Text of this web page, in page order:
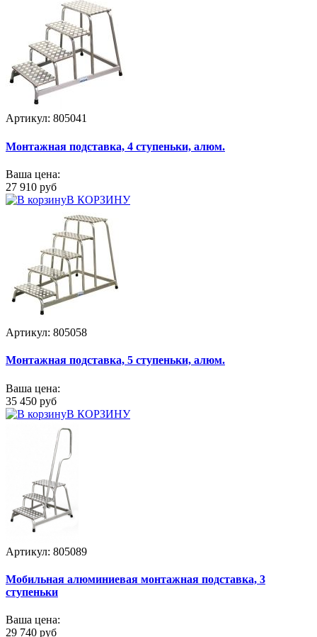
Артикул: 805041
Монтажная подставка, 4 ступеньки, алюм.
Ваша цена:
27 910 руб
В КОРЗИНУ
Артикул: 805058
Монтажная подставка, 5 ступеньки, алюм.
Ваша цена:
35 450 руб
В КОРЗИНУ
Артикул: 805089
Мобильная алюминиевая монтажная подставка, 3
ступеньки
Ваша цена:
29 740 руб